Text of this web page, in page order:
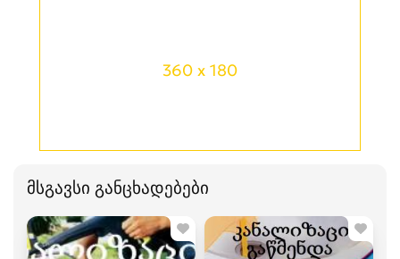
360 x 180
მსგავსი განცხადებები